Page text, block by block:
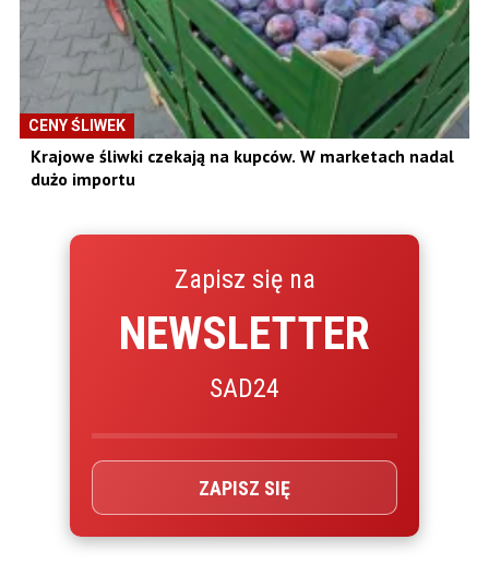
CENY ŚLIWEK
Krajowe śliwki czekają na kupców. W marketach nadal
dużo importu
Zapisz się na
NEWSLETTER
SAD24
ZAPISZ SIĘ